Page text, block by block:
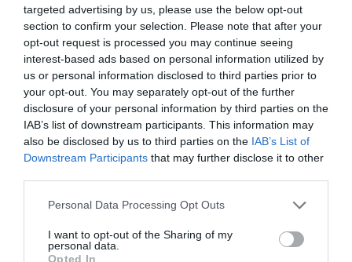
targeted advertising by us, please use the below opt-out
section to confirm your selection. Please note that after your
opt-out request is processed you may continue seeing
interest-based ads based on personal information utilized by
us or personal information disclosed to third parties prior to
your opt-out. You may separately opt-out of the further
disclosure of your personal information by third parties on the
IAB’s list of downstream participants. This information may
also be disclosed by us to third parties on the IAB’s List of
Downstream Participants that may further disclose it to other
Please note that this website/app uses one or more Google
not limited to your visit or usage behaviour. You may click to
grant or deny consent to Google and its third-party tags to
Personal Data Processing Opt Outs
I want to opt-out of the Sharing of my
personal data.
Opted In
«Πανικός» σε δάσος στην Πολωνία:
Βίσονας επιτέθηκε σε τουρίστα που τον
πλησίασε για μια φωτογραφία (βίντεο)